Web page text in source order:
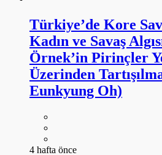
Türkiye’de Kore
Kadın ve Savaş
Örnek’in Pirinçler
Üzerinden
Eunkyung Oh)
4 hafta önce